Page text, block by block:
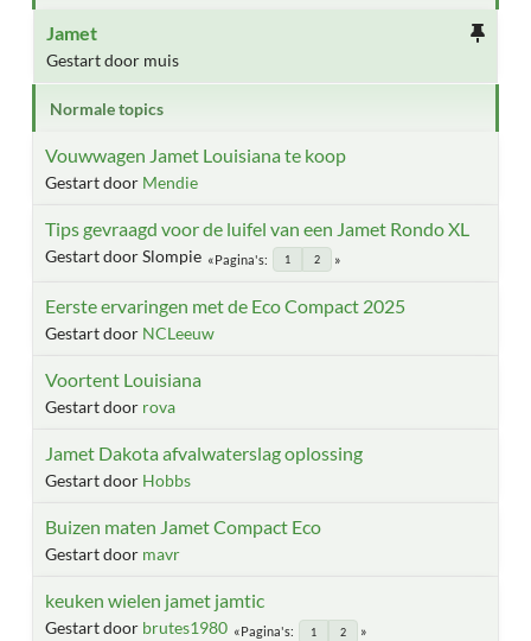
Jamet
Gestart door muis
Normale topics
Vouwwagen Jamet Louisiana te koop
Gestart door Mendie
Tips gevraagd voor de luifel van een Jamet Rondo XL
Gestart door Slompie Pagina's 1 2
Eerste ervaringen met de Eco Compact 2025
Gestart door NCLeeuw
Voortent Louisiana
Gestart door rova
Jamet Dakota afvalwaterslag oplossing
Gestart door Hobbs
Buizen maten Jamet Compact Eco
Gestart door mavr
keuken wielen jamet jamtic
Gestart door brutes1980 Pagina's 1 2